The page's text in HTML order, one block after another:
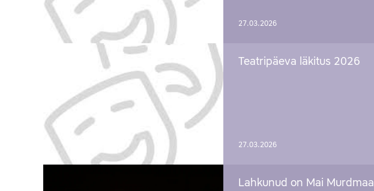
27.03.2026
Teatripäeva läkitus 2026
27.03.2026
Lahkunud on Mai Murdmaa